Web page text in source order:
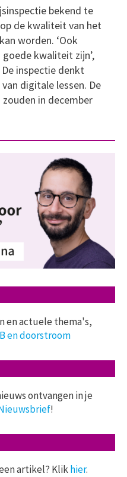
bekend te
de kwaliteit van het
worden. ‘Ook
kwaliteit zijn’,
inspectie denkt
digitale lessen. De
in december
en actuele thema's,
en doorstroom
ontvangen in je
!
artikel? Klikhier.